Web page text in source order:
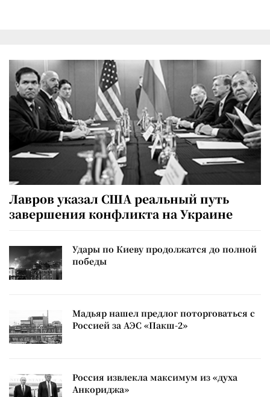
Лавров указал США реальный путь
завершения конфликта на Украине
Удары по Киеву продолжатся до полной
победы
Мадьяр нашел предлог поторговаться с
Россией за АЭС «Пакш-2»
Россия извлекла максимум из «духа
Анкориджа»